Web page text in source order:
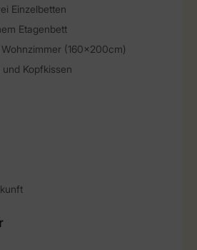
Einzelbetten
Etagenbett
(160x200cm)
Kopfkissen